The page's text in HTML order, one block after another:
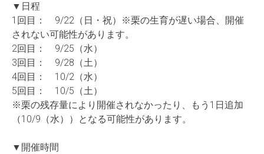
▼日程
1回目： 9/22（日・祝）※栗の生育が遅い場合、開催
されない可能性があります。
2回目： 9/25（水）
3回目： 9/28（土）
4回目： 10/2（水）
5回目： 10/5（土）
※栗の残存量により開催されなかったり、もう1日追加
（10/9 （水））となる可能性があります。
▼開催時間